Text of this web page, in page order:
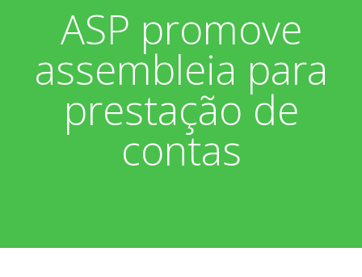
Notícias
Vídeos
Aniversariantes
Boletim Informativo
Extrato do Cartão ASP
Nossos Convênios
Sobre
Diretoria
ASP promove
assembleia para
prestação de
contas